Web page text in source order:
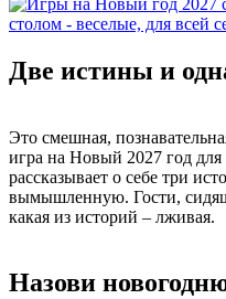
Две истины и
Это смешная,
игра на Новый 2027 год
рассказывает о себе три
вымышленную. Гости,
какая из историй – лживая.
Назови